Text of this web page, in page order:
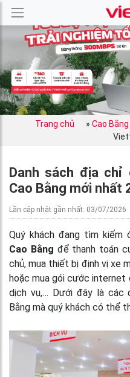
Trang chủ » Cao Bằng
Danh sách địa
Cao Bằng mới nhất
Lần cập nhật gần nhất: 03/07/2026
Quý khách đang tìm kiếm
Cao Bằng để thanh toán
chủ, mua thiết bị định vị xe
hoặc mua gói cước internet
dịch vụ,… Dưới đây là các
Bằng mà quý khách có thể